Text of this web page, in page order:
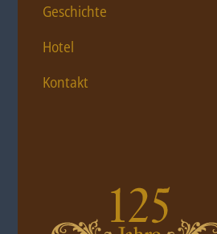
Geschichte
Hotel
Kontakt